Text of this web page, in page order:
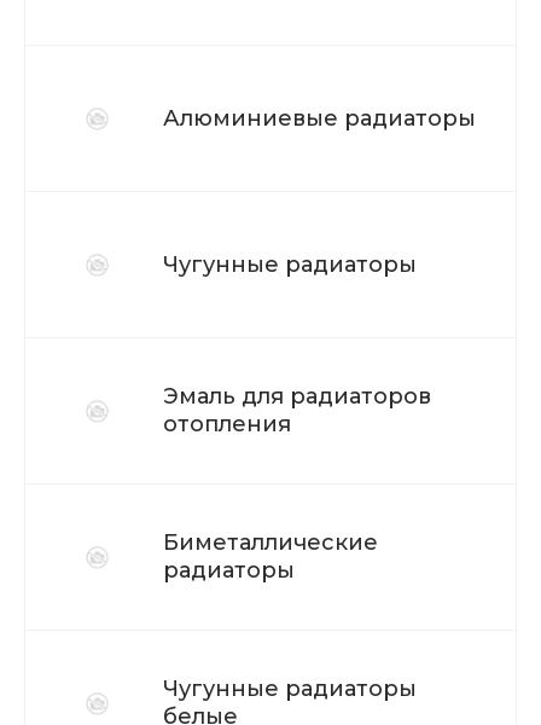
Алюминиевые радиаторы
Чугунные радиаторы
Эмаль для радиаторов
отопления
Биметаллические
радиаторы
Чугунные радиаторы
белые